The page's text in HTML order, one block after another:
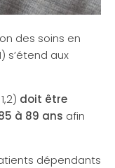
des soins en
s’étend aux
doit être
à 89 ans afin
dépendants